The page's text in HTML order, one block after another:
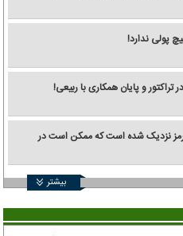
و پایان همکاری با ربیعی!
نزدیک شده است که ممکن است در
بیشتر